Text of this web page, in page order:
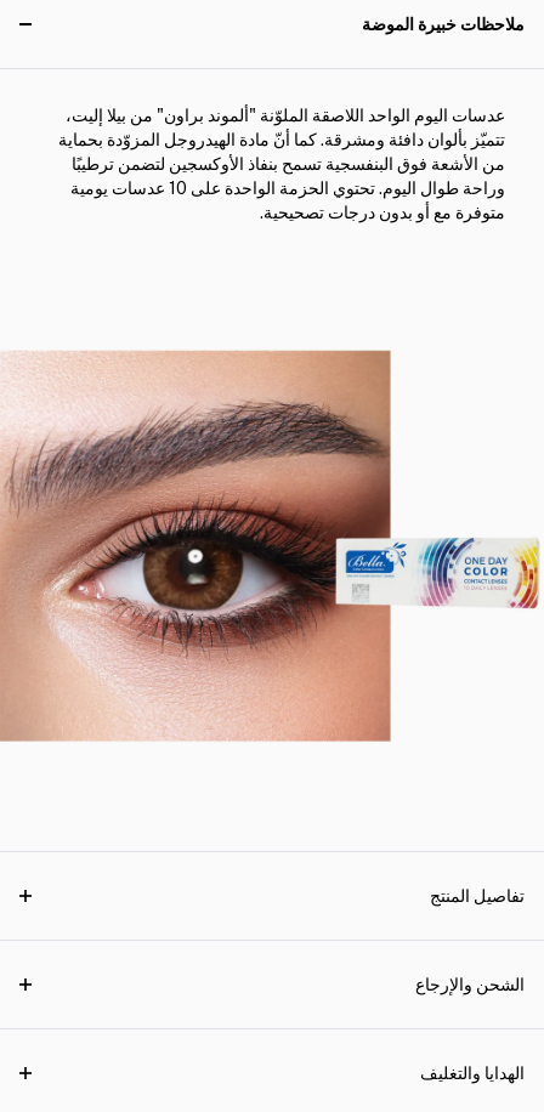
ملاحظات خبيرة الموضة
عدسات اليوم الواحد اللاصقة الملوّنة "ألموند براون" من بيلا إليت،
تتميّز بألوان دافئة ومشرقة. كما أنّ مادة الهيدروجل المزوّدة بحماية
من الأشعة فوق البنفسجية تسمح بنفاذ الأوكسجين لتضمن ترطيبًا
وراحة طوال اليوم. تحتوي الحزمة الواحدة على 10 عدسات يومية
متوفرة مع أو بدون درجات تصحيحية.
تفاصيل المنتج
الشحن والإرجاع
الهدايا والتغليف